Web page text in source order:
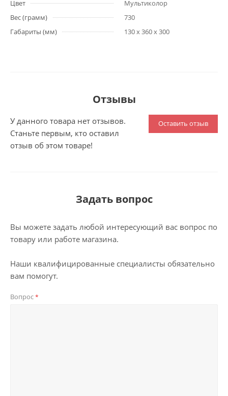
Цвет
Мультиколор
Вес (грамм)
730
Габариты (мм)
130 x 360 x 300
Отзывы
Оставить отзыв
У данного товара нет отзывов.
Станьте первым, кто оставил
отзыв об этом товаре!
Задать вопрос
Вы можете задать любой интересующий вас вопрос по
товару или работе магазина.
Наши квалифицированные специалисты обязательно
вам помогут.
Вопрос*